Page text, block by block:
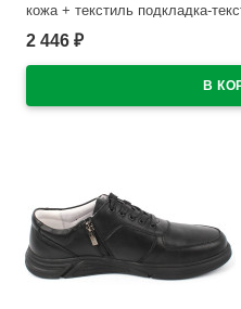
кожа + текстиль подкладка-
В наличии
2 446 ₽